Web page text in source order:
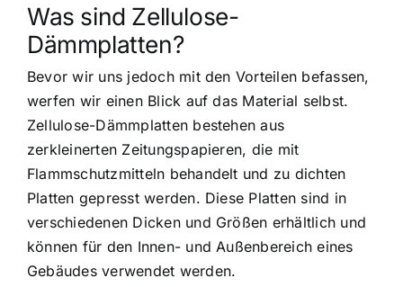
Was sind Zellulose-
Dämmplatten?
Bevor wir uns jedoch mit den Vorteilen befassen,
werfen wir einen Blick auf das Material selbst.
Zellulose-Dämmplatten bestehen aus
zerkleinerten Zeitungspapieren, die mit
Flammschutzmitteln behandelt und zu dichten
Platten gepresst werden. Diese Platten sind in
verschiedenen Dicken und Größen erhältlich und
können für den Innen- und Außenbereich eines
Gebäudes verwendet werden.